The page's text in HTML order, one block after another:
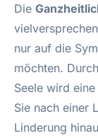
Die
nur auf die
möchten.
Seele wird
Sie nach einer
Linderung